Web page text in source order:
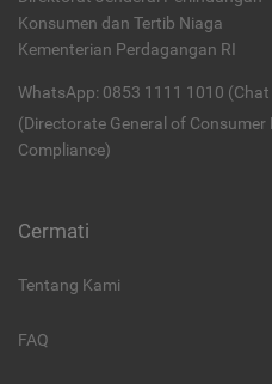
Konsumen dan Tertib Niaga
Kementerian Perdagangan RI
WhatsApp: 0853 1111 1010 (Chat
(Directorate General of
Compliance)
Cermati
Tentang Kami
FAQ